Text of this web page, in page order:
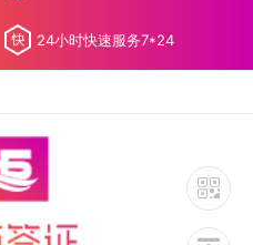
24小时快速服务7*24